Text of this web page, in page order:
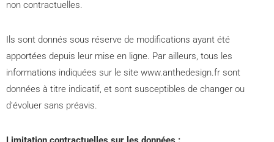
non contractuelles.
Ils sont donnés sous réserve de modifications ayant été
apportées depuis leur mise en ligne. Par ailleurs, tous les
informations indiquées sur le site www.anthedesign.fr sont
données à titre indicatif, et sont susceptibles de changer ou
d’évoluer sans préavis.